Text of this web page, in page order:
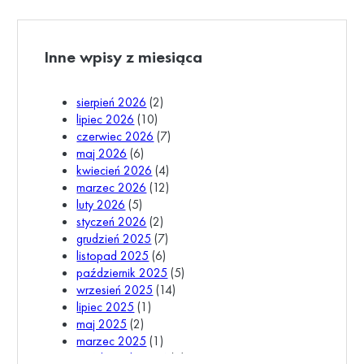
Inne wpisy z miesiąca
sierpień 2026 (2)
lipiec 2026 (10)
czerwiec 2026 (7)
maj 2026 (6)
kwiecień 2026 (4)
marzec 2026 (12)
luty 2026 (5)
styczeń 2026 (2)
grudzień 2025 (7)
listopad 2025 (6)
październik 2025 (5)
wrzesień 2025 (14)
lipiec 2025 (1)
maj 2025 (2)
marzec 2025 (1)
październik 2024
(1)